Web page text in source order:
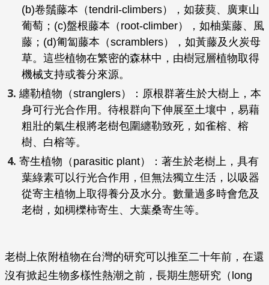
(b)卷鬚藤本（tendril-climbers），如菝葜、廣東山
葡萄；(c)盤根藤本（root-climber），如柚葉藤、風
藤；(d)匍匐藤本（scramblers），如黃藤及火炭母
草。這些植物在繁密的森林中，由樹冠層植物取得
機械支持或養分來源。
纏勒植物（stranglers）：原根群著生於大樹上，本
身可行光合作用。待根群向下伸展至土壤中，易藉
粗壯的氣生根將老樹包圍纏勒致死，如雀榕、榕
樹、白榕等。
寄生植物（parasitic plant）：著生於老樹上，具有
葉綠素可以行光合作用，但無法獨立生活，以吸器
從寄主植物上取得養分及水分。數量過多時會危及
老樹，如椆櫟柿寄生、大葉桑寄生等。
老樹上依附植物在台灣的研究可以推至二十年前，在還
沒有掀起生物多樣性熱潮之前，長期生態研究（long